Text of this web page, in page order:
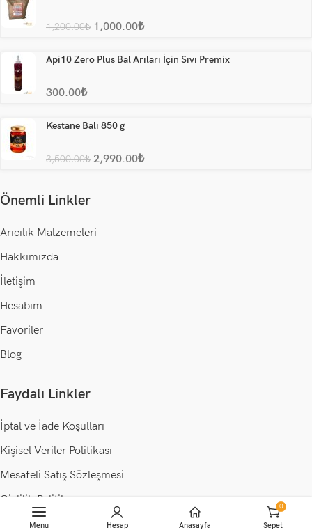
1,200.00₺ 1,000.00₺
Api10 Zero Plus Bal Arıları İçin Sıvı Premix
300.00₺
Kestane Balı 850 g
3,500.00₺ 2,990.00₺
Önemli Linkler
Arıcılık Malzemeleri
Hakkımızda
İletişim
Hesabım
Favoriler
Blog
Faydalı Linkler
İptal ve İade Koşulları
Kişisel Veriler Politikası
Mesafeli Satış Sözleşmesi
Gizlilik Politikası
Menu Hesap Anasayfa
0
Sepet